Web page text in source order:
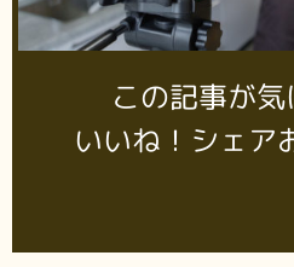
この記事が
いいね！シェア